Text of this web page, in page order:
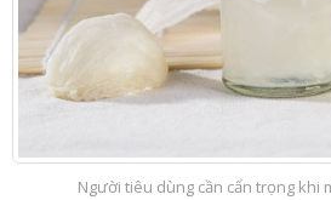
Người tiêu dùng cần cẩn trọng khi